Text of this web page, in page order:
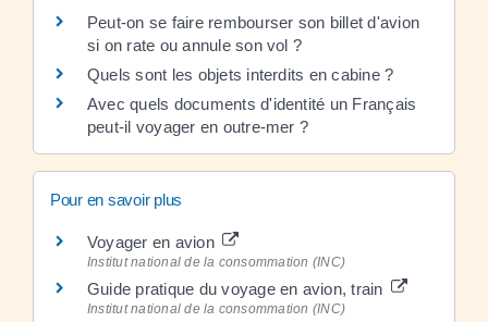
Peut-on se faire rembourser son billet d'avion
si on rate ou annule son vol ?
Quels sont les objets interdits en cabine ?
Avec quels documents d'identité un Français
peut-il voyager en outre-mer ?
Pour en savoir plus
Voyager en avion
Institut national de la consommation (INC)
Guide pratique du voyage en avion, train
Institut national de la consommation (INC)